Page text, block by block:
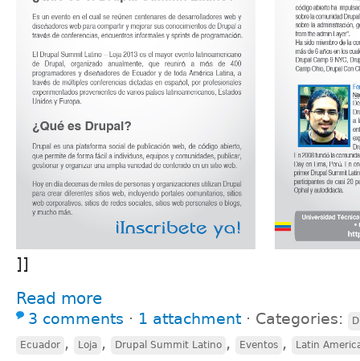
]]
Read more
3 comments ⋅ 1 attachment ⋅ Categories:
Ecuador , Loja , Drupal Summit Latino , Eventos , Latin